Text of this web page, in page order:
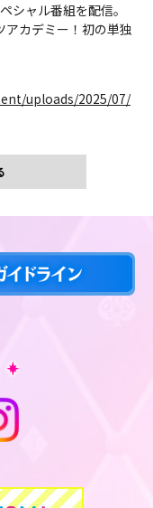
シャル番組を配信。
アカデミー！初の単独
uploads/2025/07/